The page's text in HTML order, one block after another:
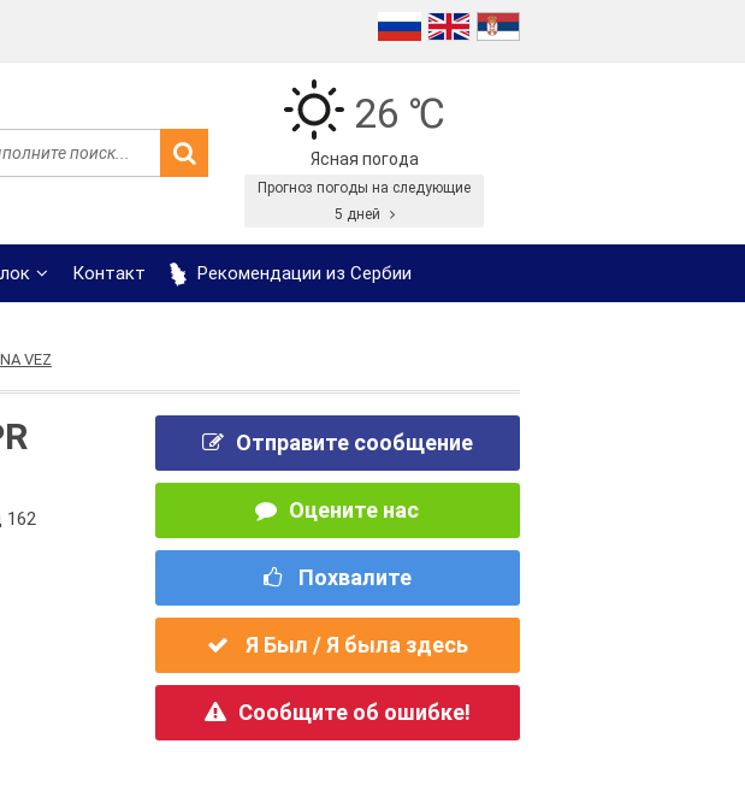
26 ℃
Ясная погода
Прогноз погоды на следующие
5 дней
Контакт Рекомендации из Сербии
VEZ
162
Отправите сообщение
Оцените нас
Похвалите
Я Был / Я была здесь
Сообщите об ошибке!